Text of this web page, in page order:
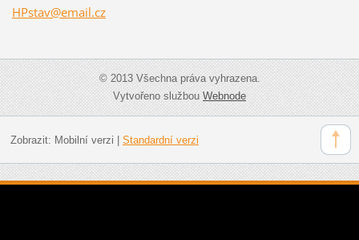
HPstav@email.cz
© 2013 Všechna práva vyhrazena.
Vytvořeno službouWebnode
Zobrazit: Mobilní verzi Standardní verzi